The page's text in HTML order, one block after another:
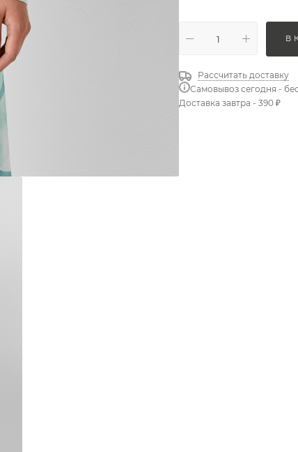
В
Рассчитать доставку
Самовывоз сегодня -
Доставка завтра - 390 ₽